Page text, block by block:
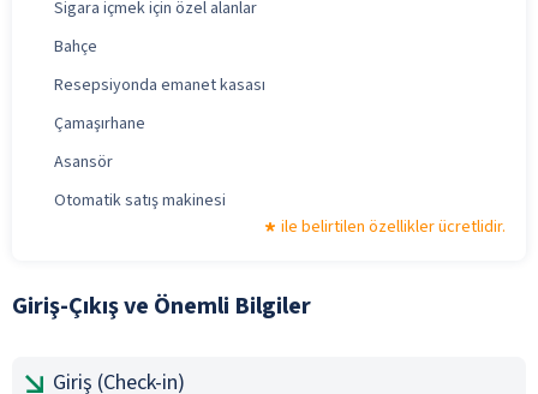
Sigara içmek için özel alanlar
Bahçe
Resepsiyonda emanet kasası
Çamaşırhane
Asansör
Otomatik satış makinesi
ile belirtilen özellikler ücretlidir.
Giriş-Çıkış ve Önemli Bilgiler
Giriş (Check-in)